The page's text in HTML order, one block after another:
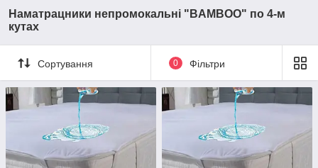
Наматрацники непромокальні "BAMBOO" по 4-м
кутах
Сортування 0 Фільтри